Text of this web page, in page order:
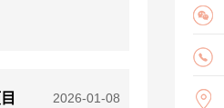
2026-01-08